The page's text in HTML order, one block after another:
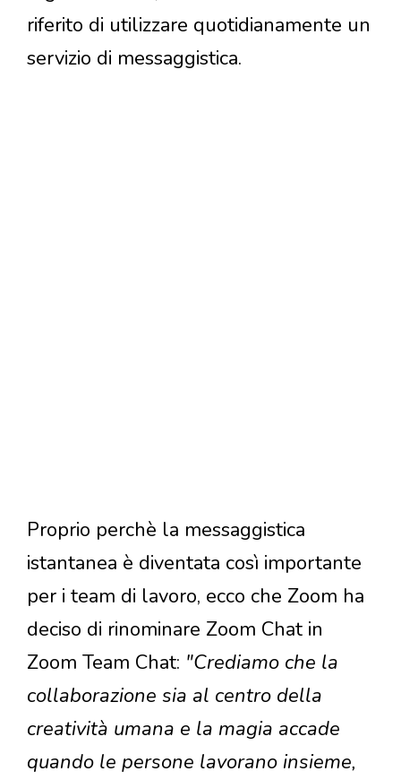
riferito di utilizzare quotidianamente un
servizio di messaggistica.
Proprio perchè la messaggistica
istantanea è diventata così importante
per i team di lavoro, ecco che Zoom ha
deciso di rinominare Zoom Chat in
Zoom Team Chat: "Crediamo che la
collaborazione sia al centro della
creatività umana e la magia accade
quando le persone lavorano insieme,